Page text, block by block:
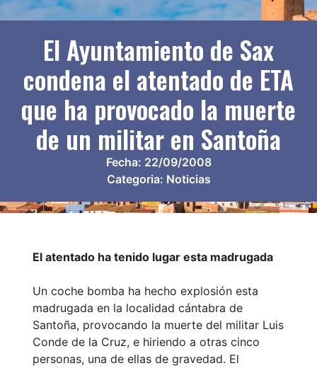
El Ayuntamiento de Sax
condena el atentado de ETA
que ha provocado la muerte
de un militar en Santoña
Fecha: 22/09/2008
Categoria: Noticias
El atentado ha tenido lugar esta madrugada
Un coche bomba ha hecho explosión esta
madrugada en la localidad cántabra de
Santoña, provocando la muerte del militar Luis
Conde de la Cruz, e hiriendo a otras cinco
personas, una de ellas de gravedad. El